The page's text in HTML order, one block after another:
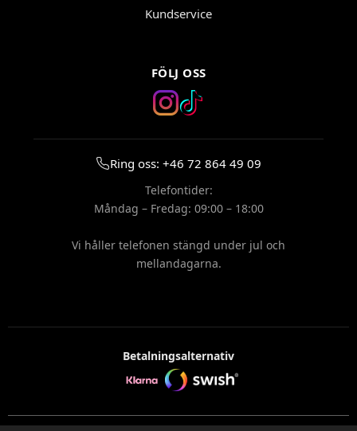
Kundservice
FÖLJ OSS
Ring oss: +46 72 864 49 09
Telefontider:
Måndag – Fredag: 09:00 – 18:00
Vi håller telefonen stängd under jul och
mellandagarna.
Betalningsalternativ